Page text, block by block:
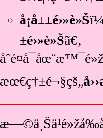
å¡å±±é›»è»Š
±é›»è»Šã€‚
æœ€ç†±é¬§çš„